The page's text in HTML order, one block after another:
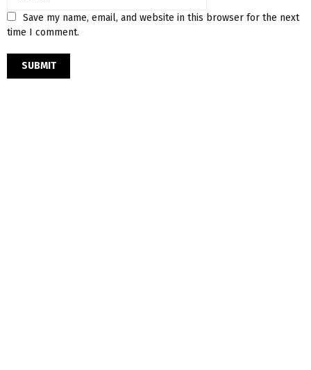
Save my name, email, and website in this browser for the next
time I comment.